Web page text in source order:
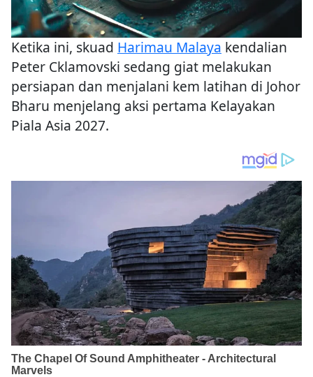
Ketika ini, skuad Harimau Malaya kendalian
Peter Cklamovski sedang giat melakukan
persiapan dan menjalani kem latihan di Johor
Bharu menjelang aksi pertama Kelayakan
Piala Asia 2027.